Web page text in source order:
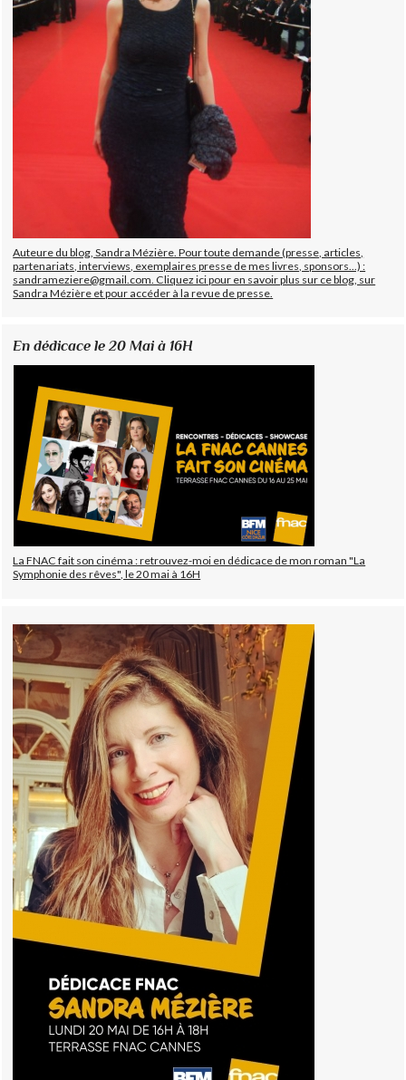
Auteure du blog, Sandra Mézière. Pour toute demande (presse, articles,
partenariats, interviews, exemplaires presse de mes livres, sponsors...) :
sandrameziere@gmail.com. Cliquez ici pour en savoir plus sur ce blog, sur
Sandra Mézière et pour accéder à la revue de presse.
En dédicace le 20 Mai à 16H
La FNAC fait son cinéma : retrouvez-moi en dédicace de mon roman "La
Symphonie des rêves", le 20 mai à 16H